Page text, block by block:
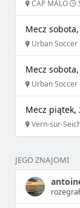
CAP MALO
Mecz
Urban Soccer
Mecz
Urban Soccer
Mecz piątek,
Vern-sur-
JEGO ZNAJOMI